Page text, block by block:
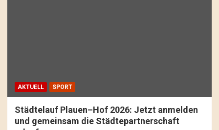
AKTUELL SPORT
Städtelauf Plauen–Hof 2026: Jetzt anmelden
und gemeinsam die Städtepartnerschaft